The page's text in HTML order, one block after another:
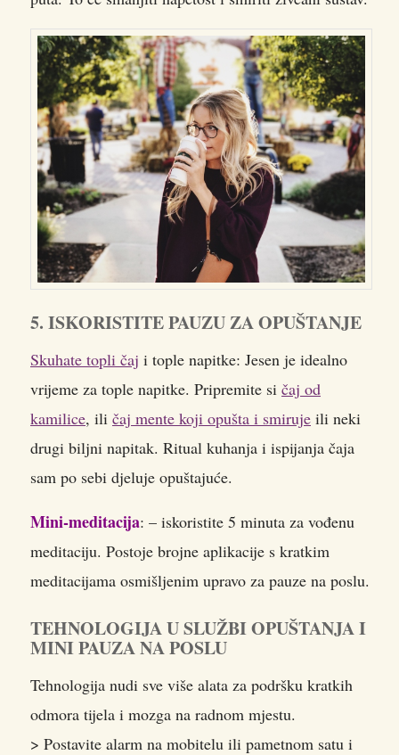
5. ISKORISTITE PAUZU ZA OPUŠTANJE
Skuhate topli čaj i tople napitke: Jesen je idealno
vrijeme za tople napitke. Pripremite si čaj od
kamilice, ili čaj mente koji opušta i smiruje ili neki
drugi biljni napitak. Ritual kuhanja i ispijanja čaja
sam po sebi djeluje opuštajuće.
Mini-meditacija: – iskoristite 5 minuta za vođenu
meditaciju. Postoje brojne aplikacije s kratkim
meditacijama osmišljenim upravo za pauze na poslu.
TEHNOLOGIJA U SLUŽBI OPUŠTANJA I
MINI PAUZA NA POSLU
Tehnologija nudi sve više alata za podršku kratkih
odmora tijela i mozga na radnom mjestu.
> Postavite alarm na mobitelu ili pametnom satu i